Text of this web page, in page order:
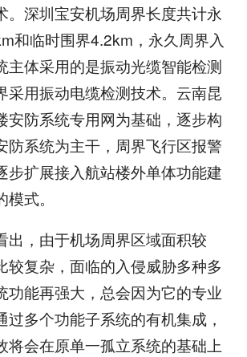
。深圳宝安机场周界长度共计永
和临时围界4.2km，永久周界入
主体采用的是振动光缆智能检测
采用振动电缆检测技术。云南昆
安防系统专用网为基础，逐步构
防系统为主干，周界飞行区报警
步扩展接入航站楼外单体功能建
式。
，由于机场周界区域面积较
较复杂，面临的入侵威胁多种多
功能再强大，总会因为它的专业
过多个功能子系统的有机集成，
将会在原单一孤立系统的基础上